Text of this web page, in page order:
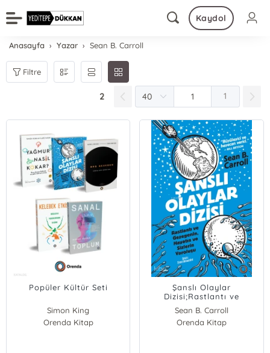
Kaydol
Anasayfa Yazar Sean B. Carroll
Filtre
2 1
Popüler Kültür Seti
Simon King
Clare Nasir
Orenda Kitap
Şanslı Olaylar
Dizisi;Rastlantı ve
Gezegenin, Hayatın ve
Sizlerin Varoluşu
Sean B. Carroll
Orenda Kitap